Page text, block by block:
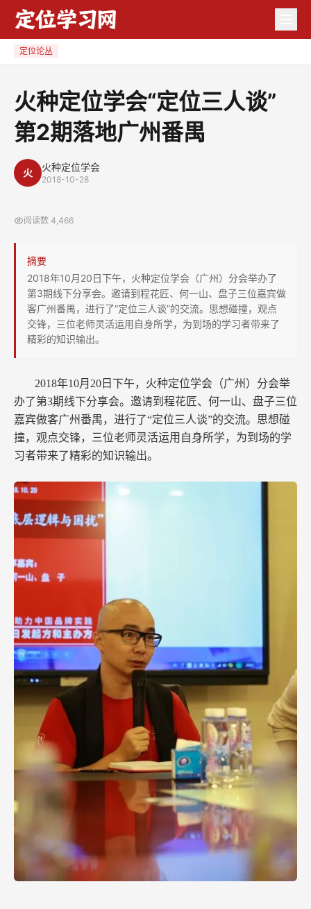
“定
定位论丛
火种定位学会“定位三人谈”
第2期落地广州番禺
火 火种定位学会
2018-10-28
阅读数 4,466
摘要
2018年10月20日下午，火种定位学会（广州）分会举办了
第3期线下分享会。邀请到程花匠、何一山、盘子三位嘉宾做
客广州番禺，进行了“定位三人谈”的交流。思想碰撞，观点
交锋，三位老师灵活运用自身所学，为到场的学习者带来了
精彩的知识输出。
2018年10月20日下午，火种定位学会（广州）分会举
办了第3期线下分享会。邀请到程花匠、何一山、盘子三位
嘉宾做客广州番禺，进行了“定位三人谈”的交流。思想碰
撞，观点交锋，三位老师灵活运用自身所学，为到场的学
习者带来了精彩的知识输出。